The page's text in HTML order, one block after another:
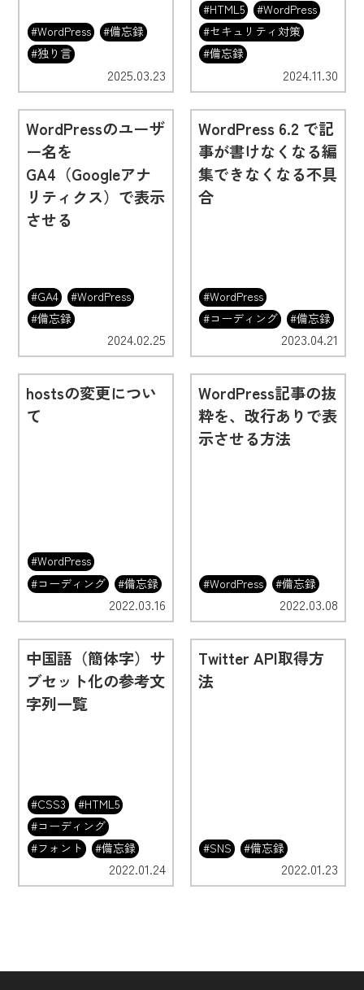
2025.03.23
#WordPress
#備忘録
#独り言
2024.11.30
#HTML5
#WordPress
#セキュリティ対策
#備忘録
WordPressのユーザ
ー名を
GA4（Googleアナ
リティクス）で表示
させる
2024.02.25
#GA4
#WordPress
#備忘録
WordPress 6.2 で記
事が書けなくなる編
集できなくなる不具
合
2023.04.21
#WordPress
#コーディング
#備忘録
hostsの変更につい
て
2022.03.16
#WordPress
#コーディング
#備忘録
WordPress記事の抜
粋を、改行ありで表
示させる方法
2022.03.08
#WordPress #備忘録
中国語（簡体字）サ
ブセット化の参考文
字列一覧
2022.01.24
#CSS3
#HTML5
#コーディング
#フォント
#備忘録
Twitter API取得方
法
2022.01.23
#SNS #備忘録